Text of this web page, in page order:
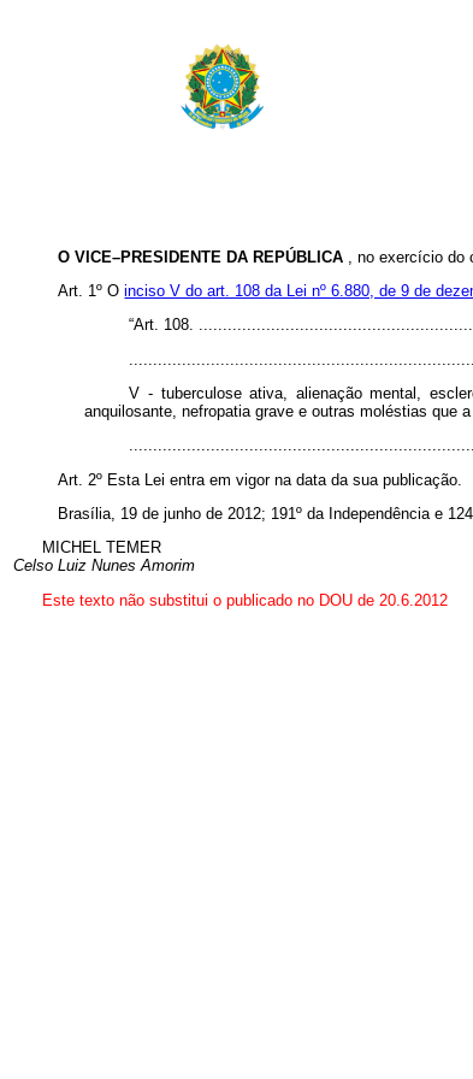
O VICE–PRESIDENTE DA REPÚBLICA
,no exercício do
Art. 1º Oinciso V do art. 108 da Lei nº 6.880, de 9 de
“Art. 108.
V - tuberculose ativa, alienação mental,
anquilosante, nefropatia grave e outras moléstias que
Art. 2º Esta Lei entra em vigor na data da sua publicação.
Brasília, 19 de junho de 2012; 191º da Independência e
MICHEL TEMER
Celso Luiz Nunes Amorim
Este texto não substitui o publicado no DOU de 20.6.2012